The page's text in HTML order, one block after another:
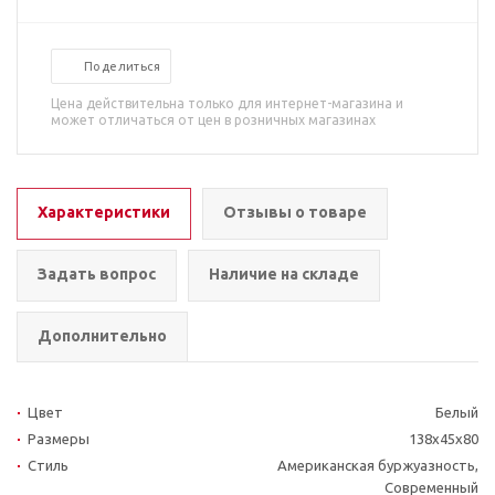
Поделиться
Цена действительна только для интернет-магазина и
может отличаться от цен в розничных магазинах
Характеристики Отзывы о товаре
Задать вопрос Наличие на складе
Дополнительно
Цвет
Белый
Размеры
138x45x80
Стиль
Американская буржуазность,
Современный